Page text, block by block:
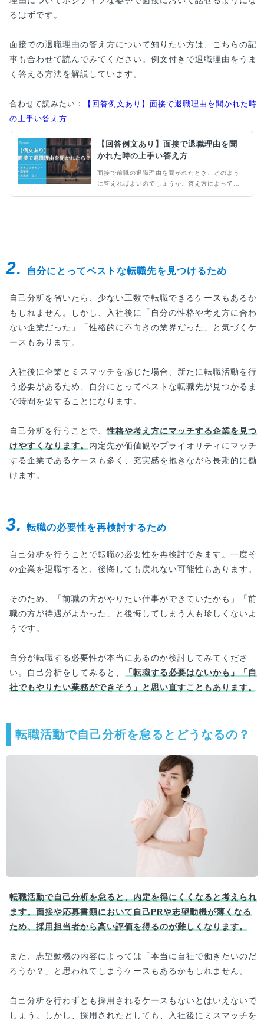
るはずです。
面接での退職理由の答え方について知りたい方は、こちらの記
事も合わせて読んでみてください。例文付きで退職理由をうま
く答える方法を解説しています。
合わせて読みたい：
【回答例文あり】面接で退職理由を聞かれた時
の上手い答え方
【回答例文あり】面接で退職理由を聞
かれた時の上手い答え方
面接で前職の退職理由を聞かれたとき、どのよう
に答えればよいのでしょうか。答え方によっては
2. 自分にとってベストな転職先を見つけるため
自己分析を省いたら、少ない工数で転職できるケースもあるか
もしれません。しかし、入社後に「自分の性格や考え方に合わ
ない企業だった」「性格的に不向きの業界だった」と気づくケ
ースもあります。
入社後に企業とミスマッチを感じた場合、新たに転職活動を行
う必要があるため、自分にとってベストな転職先が見つかるま
で時間を要することになります。
自己分析を行うことで、性格や考え方にマッチする企業を見つ
けやすくなります。 内定先が価値観やプライオリティにマッチ
する企業であるケースも多く、充実感を抱きながら長期的に働
けます。
3. 転職の必要性を再検討するため
自己分析を行うことで転職の必要性を再検討できます。一度そ
の企業を退職すると、後悔しても戻れない可能性もあります。
そのため、「前職の方がやりたい仕事ができていたかも」「前
職の方が待遇がよかった」と後悔してしまう人も珍しくないよ
うです。
自分が転職する必要性が本当にあるのか検討してみてくださ
い。自己分析をしてみると、
「転職する必要はないかも」「自
社でもやりたい業務ができそう」と思い直すこともあります。
転職活動で自己分析を怠るとどうなるの？
転職活動で自己分析を怠ると、内定を得にくくなると考えられ
ます。面接や応募書類において自己PRや志望動機が薄くなる
ため、採用担当者から高い評価を得るのが難しくなります。
また、志望動機の内容によっては「本当に自社で働きたいのだ
ろうか？」と思われてしまうケースもあるかもしれません。
自己分析を行わずとも採用されるケースもないとはいえないで
しょう。しかし、採用されたとしても、入社後にミスマッチを